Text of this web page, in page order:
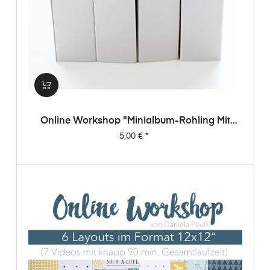
Online Workshop "Minialbum-Rohling Mit
Dani"
Preis
5,00 €*